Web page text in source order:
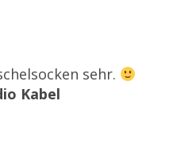
sehr.
Kabel